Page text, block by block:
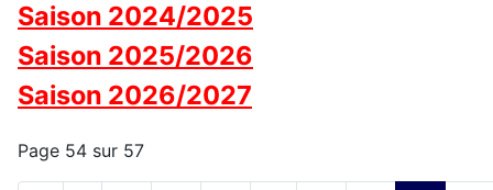
Saison 2024/2025
Saison 2025/2026
Saison 2026/2027
Page 54 sur 57